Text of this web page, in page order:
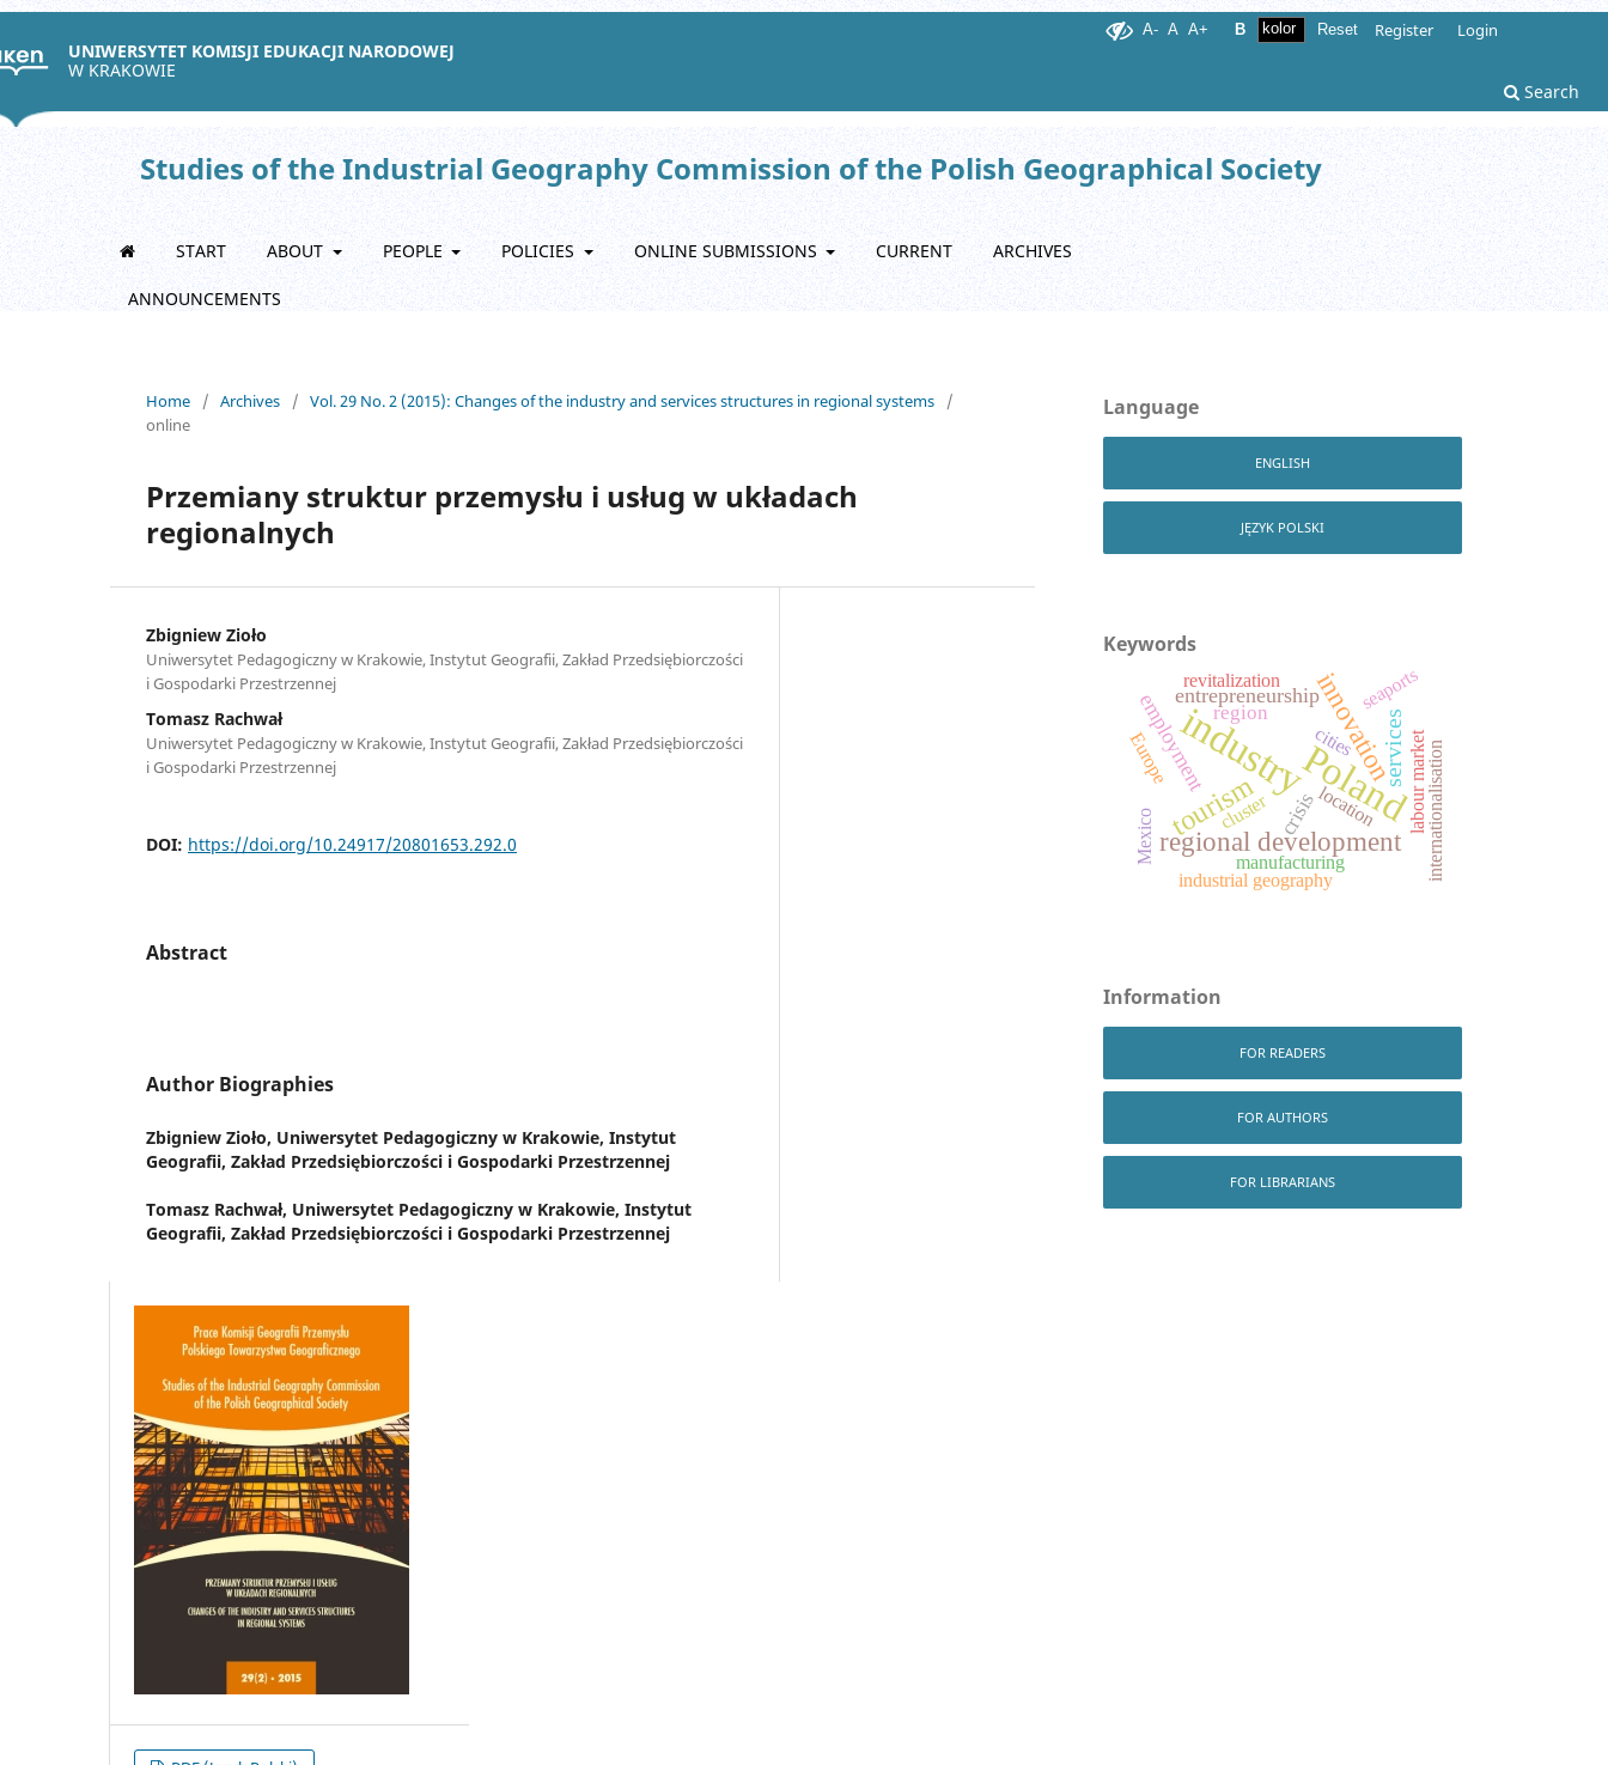
UNIWERSYTET KOMISJI EDUKACJI NARODOWEJ
W KRAKOWIE
Search
Studies of the Industrial Geography Commission of the Polish Geographical Society
START ABOUT PEOPLE POLICIES ONLINE SUBMISSIONS CURRENT ARCHIVES
ANNOUNCEMENTS
A- A A+ B Reset Register Login
Home / Archives / Vol. 29 No. 2 (2015): Changes of the industry and services structures in regional systems
/
online
Przemiany struktur przemysłu i usług w układach
regionalnych
Zbigniew Zioło
Uniwersytet Pedagogiczny w Krakowie, Instytut Geografii, Zakład Przedsiębiorczości
i Gospodarki Przestrzennej
Tomasz Rachwał
Uniwersytet Pedagogiczny w Krakowie, Instytut Geografii, Zakład Przedsiębiorczości
i Gospodarki Przestrzennej
DOI: https://doi.org/10.24917/20801653.292.0
Abstract
Author Biographies
Zbigniew Zioło, Uniwersytet Pedagogiczny w Krakowie, Instytut
Geografii, Zakład Przedsiębiorczości i Gospodarki Przestrzennej
Tomasz Rachwał, Uniwersytet Pedagogiczny w Krakowie, Instytut
Geografii, Zakład Przedsiębiorczości i Gospodarki Przestrzennej
Language
ENGLISH
JĘZYK POLSKI
Keywords
industryPoland
tourism
innovation
regional development
services
employment
crisis
entrepreneurship
region
location
manufacturing
industrial geography
cluster
revitalization seaports
labour market
cities
Europe internationalisation
Mexico
Information
FOR READERS
FOR AUTHORS
FOR LIBRARIANS